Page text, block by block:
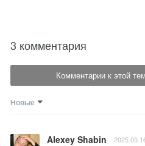
3 комментария
Комментарии к этой
Новые
Alexey Shabin